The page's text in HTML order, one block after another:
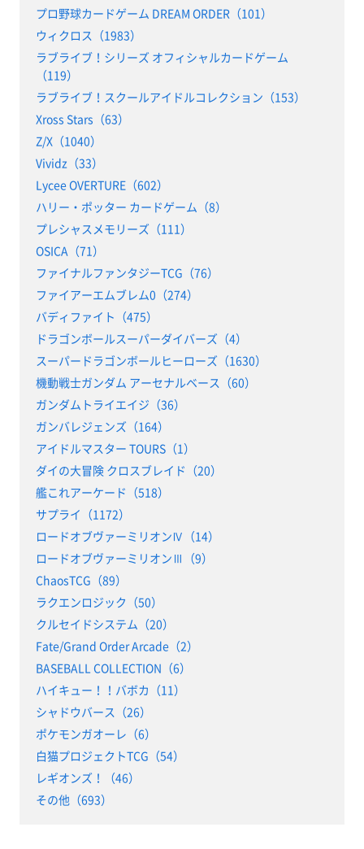
プロ野球カードゲーム DREAM ORDER（101）
ウィクロス（1983）
ラブライブ！シリーズ オフィシャルカードゲーム
（119）
ラブライブ！スクールアイドルコレクション（153）
Xross Stars（63）
Z/X（1040）
Vividz（33）
Lycee OVERTURE（602）
ハリー・ポッター カードゲーム（8）
プレシャスメモリーズ（111）
OSICA（71）
ファイナルファンタジーTCG（76）
ファイアーエムブレム0（274）
バディファイト（475）
ドラゴンボールスーパーダイバーズ（4）
スーパードラゴンボールヒーローズ（1630）
機動戦士ガンダム アーセナルベース（60）
ガンダムトライエイジ（36）
ガンバレジェンズ（164）
アイドルマスター TOURS（1）
ダイの大冒険 クロスブレイド（20）
艦これアーケード（518）
サプライ（1172）
ロードオブヴァーミリオンⅣ（14）
ロードオブヴァーミリオンⅢ（9）
ChaosTCG（89）
ラクエンロジック（50）
クルセイドシステム（20）
Fate/Grand Order Arcade（2）
BASEBALL COLLECTION（6）
ハイキュー！！バボカ（11）
シャドウバース（26）
ポケモンガオーレ（6）
白猫プロジェクトTCG（54）
レギオンズ！（46）
その他（693）